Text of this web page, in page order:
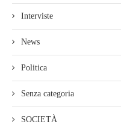
Interviste
News
Politica
Senza categoria
SOCIETÀ